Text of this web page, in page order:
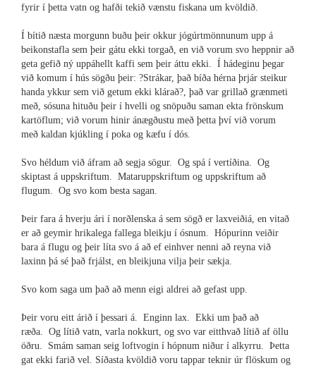
fyrir í þetta vatn og hafði tekið vænstu fiskana um kvöldið.
Í bítið næsta morgunn buðu þeir okkur jógúrtmönnunum upp á
beikonstafla sem þeir gátu ekki torgað, en við vorum svo heppnir að
geta gefið ný uppáhellt kaffi sem þeir áttu ekki. Í hádeginu þegar
við komum í hús sögðu þeir: ?Strákar, það bíða hérna þrjár steikur
handa ykkur sem við getum ekki klárað?, það var grillað grænmeti
með, sósuna hituðu þeir í hvelli og snöpuðu saman ekta frönskum
kartöflum; við vorum hinir ánægðustu með þetta því við vorum
með kaldan kjúkling í poka og kæfu í dós.
Svo héldum við áfram að segja sögur. Og spá í vertíðina. Og
skiptast á uppskriftum. Mataruppskriftum og uppskriftum að
flugum. Og svo kom besta sagan.
Þeir fara á hverju ári í norðlenska á sem sögð er laxveiðiá, en vitað
er að geymir hrikalega fallega bleikju í ósnum. Hópurinn veiðir
bara á flugu og þeir líta svo á að ef einhver nenni að reyna við
laxinn þá sé það frjálst, en bleikjuna vilja þeir sækja.
Svo kom saga um það að menn eigi aldrei að gefast upp.
Þeir voru eitt árið í þessari á. Enginn lax. Ekki um það að
ræða. Og lítið vatn, varla nokkurt, og svo var eitthvað lítið af öllu
öðru. Smám saman seig loftvogin í hópnum niður í alkyrru. Þetta
gat ekki farið vel. Síðasta kvöldið voru tappar teknir úr flöskum og